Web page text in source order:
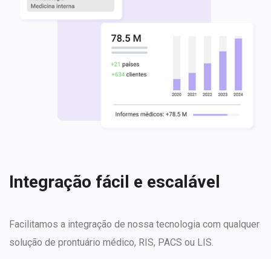
Integração fácil e escalável
Facilitamos a integração de nossa tecnologia com qualquer
solução de prontuário médico, RIS, PACS ou LIS.